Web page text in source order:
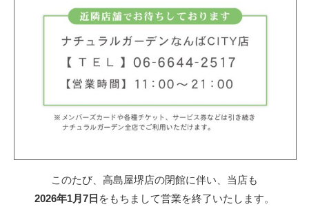
このたび、高島屋堺店の閉館に伴い、当店も
2026年1月7日 をもちまして営業を終了いたします。